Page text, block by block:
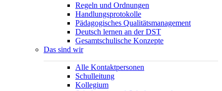
Regeln und Ordnungen
Handlungsprotokolle
Pädagogisches Qualitätsmanagement
Deutsch lernen an der DST
Gesamtschulische Konzepte
Das sind wir
Alle Kontaktpersonen
Schulleitung
Kollegium